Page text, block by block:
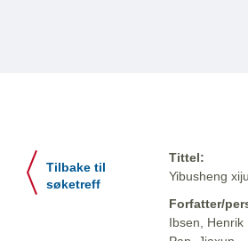
Tilbake til
søketreff
Tittel:
Yibusheng
Forfatter/
Ibsen, Henrik